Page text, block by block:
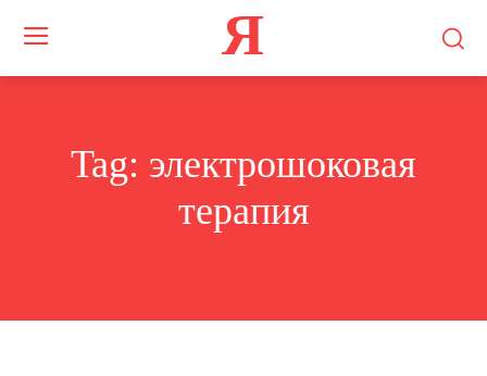
Я
Tag: электрошоковая
терапия